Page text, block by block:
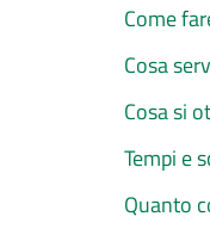
Come
Cosa
Cosa si
Tempi e
Quanto